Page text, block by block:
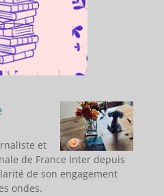
et
de France Inter depuis
de son engagement
ondes.